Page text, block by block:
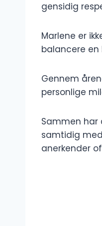
gensidig
Marlene er
balancere
Gennem
personlige
Sammen
samtidig
anerkender